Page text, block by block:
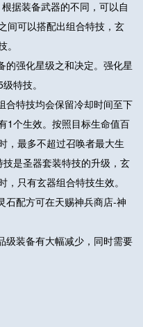
据装备武器的不同，可以自
间可以搭配出组合特技，玄
的强化星级之和决定。强化星
特技。
合特技均会保留冷却时间至下
1个生效。按照目标生命值百
，最多不超过召唤者最大生
是圣器套装特技的升级，玄
只有玄器组合特技生效。
石配方可在天赐神兵商店-神
级装备有大幅减少，同时需要